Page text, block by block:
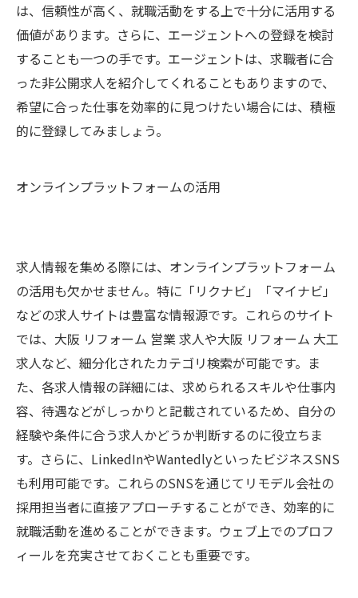
は、信頼性が高く、就職活動をする上で十分に活用する
価値があります。さらに、エージェントへの登録を検討
することも一つの手です。エージェントは、求職者に合
った非公開求人を紹介してくれることもありますので、
希望に合った仕事を効率的に見つけたい場合には、積極
的に登録してみましょう。
オンラインプラットフォームの活用
求人情報を集める際には、オンラインプラットフォーム
の活用も欠かせません。特に「リクナビ」「マイナビ」
などの求人サイトは豊富な情報源です。これらのサイト
では、大阪 リフォーム 営業 求人や大阪 リフォーム 大工
求人など、細分化されたカテゴリ検索が可能です。ま
た、各求人情報の詳細には、求められるスキルや仕事内
容、待遇などがしっかりと記載されているため、自分の
経験や条件に合う求人かどうか判断するのに役立ちま
す。さらに、LinkedInやWantedlyといったビジネスSNS
も利用可能です。これらのSNSを通じてリモデル会社の
採用担当者に直接アプローチすることができ、効率的に
就職活動を進めることができます。ウェブ上でのプロフ
ィールを充実させておくことも重要です。